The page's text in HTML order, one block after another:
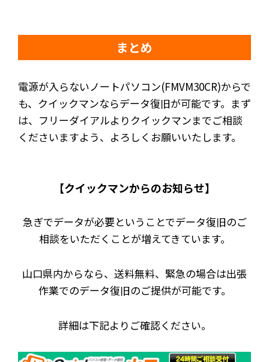
まとめ
電源が入らないノートパソコン(FMVM30CR)からで
も、クイックマンならデータ復旧が可能です。まず
は、フリーダイアルよりクイックマンまでご相談
くださいますよう、よろしくお願いいたします。
【クイックマンからのお知らせ】
急ぎでデータが必要ということでデータ復旧のご
相談をいただくことが増えてきています。
山口県内からなら、送料無料、緊急の場合は出張
作業でのデータ復旧のご提供が可能です。
詳細は下記よりご確認ください。